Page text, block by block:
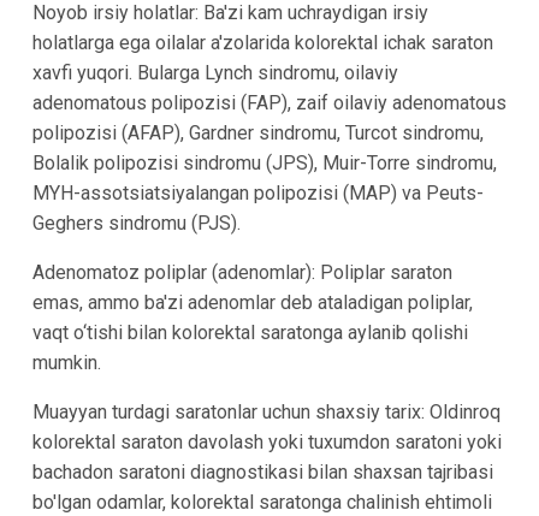
Noyob irsiy holatlar: Ba'zi kam uchraydigan irsiy
holatlarga ega oilalar a'zolarida kolorektal ichak saraton
xavfi yuqori. Bularga Lynch sindromu, oilaviy
adenomatous polipozisi (FAP), zaif oilaviy adenomatous
polipozisi (AFAP), Gardner sindromu, Turcot sindromu,
Bolalik polipozisi sindromu (JPS), Muir-Torre sindromu,
MYH-assotsiatsiyalangan polipozisi (MAP) va Peuts-
Geghers sindromu (PJS).
Adenomatoz poliplar (adenomlar): Poliplar saraton
emas, ammo ba'zi adenomlar deb ataladigan poliplar,
vaqt o‘tishi bilan kolorektal saratonga aylanib qolishi
mumkin.
Muayyan turdagi saratonlar uchun shaxsiy tarix: Oldinroq
kolorektal saraton davolash yoki tuxumdon saratoni yoki
bachadon saratoni diagnostikasi bilan shaxsan tajribasi
bo'lgan odamlar, kolorektal saratonga chalinish ehtimoli